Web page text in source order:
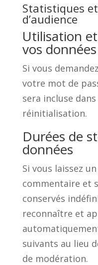
Statistiques
d’audience
Utilisation
vos
Si vous
votre mot de
sera incluse dans
réinitialisation.
Durées de
données
Si vous laissez
commentaire et
conservés
reconnaître et
suivants au lieu
de modération.